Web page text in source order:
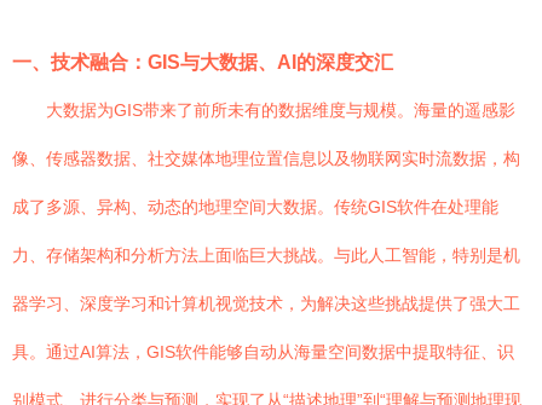
一、技术融合：GIS与大数据、AI的深度交汇
大数据为GIS带来了前所未有的数据维度与规模。海量的遥感影
像、传感器数据、社交媒体地理位置信息以及物联网实时流数据，构
成了多源、异构、动态的地理空间大数据。传统GIS软件在处理能
力、存储架构和分析方法上面临巨大挑战。与此人工智能，特别是机
器学习、深度学习和计算机视觉技术，为解决这些挑战提供了强大工
具。通过AI算法，GIS软件能够自动从海量空间数据中提取特征、识
别模式、进行分类与预测，实现了从“描述地理”到“理解与预测地理现